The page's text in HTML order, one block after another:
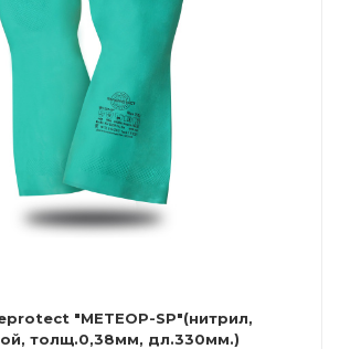
"МЕТЕОР-SP"(нитрил,
толщ.0,38мм, дл.330мм.)